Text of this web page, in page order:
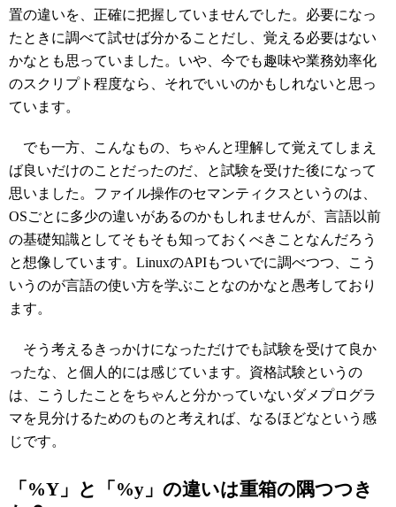
置の違いを、正確に把握していませんでした。必要になっ
たときに調べて試せば分かることだし、覚える必要はない
かなとも思っていました。いや、今でも趣味や業務効率化
のスクリプト程度なら、それでいいのかもしれないと思っ
ています。
でも一方、こんなもの、ちゃんと理解して覚えてしまえ
ば良いだけのことだったのだ、と試験を受けた後になって
思いました。ファイル操作のセマンティクスというのは、
OSごとに多少の違いがあるのかもしれませんが、言語以前
の基礎知識としてそもそも知っておくべきことなんだろう
と想像しています。LinuxのAPIもついでに調べつつ、こう
いうのが言語の使い方を学ぶことなのかなと愚考しており
ます。
そう考えるきっかけになっただけでも試験を受けて良か
ったな、と個人的には感じています。資格試験というの
は、こうしたことをちゃんと分かっていないダメプログラ
マを見分けるためのものと考えれば、なるほどなという感
じです。
「%Y」と「%y」の違いは重箱の隅つつき